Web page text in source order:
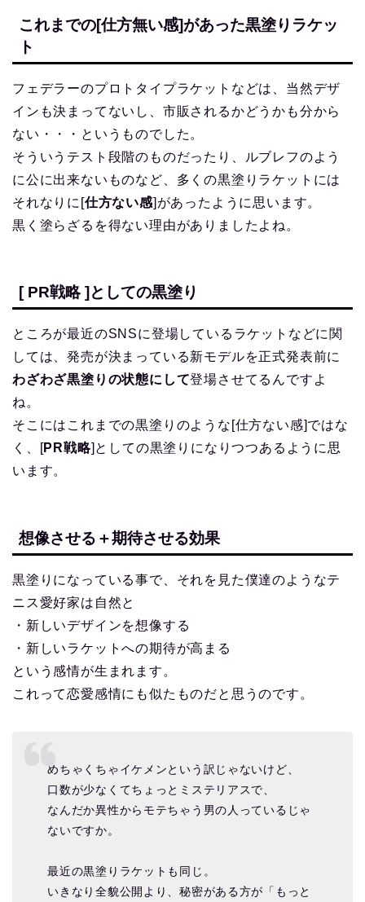
これまでの[仕方無い感]があった黒塗りラケッ
ト
フェデラーのプロトタイプラケットなどは、当然デザ
インも決まってないし、市販されるかどうかも分から
ない・・・というものでした。
そういうテスト段階のものだったり、ルブレフのよう
に公に出来ないものなど、多くの黒塗りラケットには
それなりに[仕方ない感]があったように思います。
黒く塗らざるを得ない理由がありましたよね。
[ PR戦略 ]としての黒塗り
ところが最近のSNSに登場しているラケットなどに関
しては、発売が決まっている新モデルを正式発表前に
わざわざ黒塗りの状態にして登場させてるんですよ
ね。
そこにはこれまでの黒塗りのような[仕方ない感]ではな
く、[PR戦略]としての黒塗りになりつつあるように思
います。
想像させる＋期待させる効果
黒塗りになっている事で、それを見た僕達のようなテ
ニス愛好家は自然と
・新しいデザインを想像する
・新しいラケットへの期待が高まる
という感情が生まれます。
これって恋愛感情にも似たものだと思うのです。
めちゃくちゃイケメンという訳じゃないけど、
口数が少なくてちょっとミステリアスで、
なんだか異性からモテちゃう男の人っているじゃ
ないですか。
最近の黒塗りラケットも同じ。
いきなり全貌公開より、秘密がある方が「もっと